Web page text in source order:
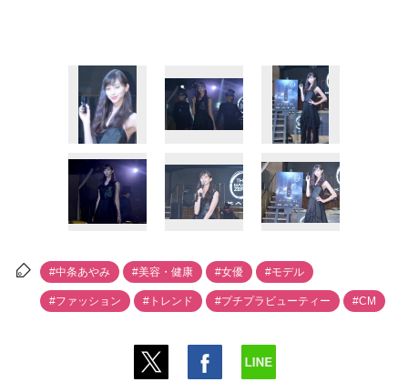
#中条あやみ #美容・健康 #女優 #モデル
#ファッション #トレンド #プチプラビューティー #CM